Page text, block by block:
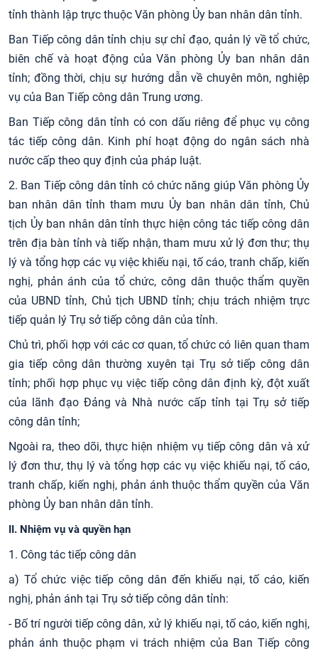
tỉnh thành lập trực thuộc Văn phòng Ủy ban nhân dân tỉnh.
Ban Tiếp công dân tỉnh chịu sự chỉ đạo, quản lý về tổ chức,
biên chế và hoạt động của Văn phòng Ủy ban nhân dân
tỉnh; đồng thời, chịu sự hướng dẫn về chuyên môn, nghiệp
vụ của Ban Tiếp công dân Trung ương.
Ban Tiếp công dân tỉnh có con dấu riêng để phục vụ công
tác tiếp công dân. Kinh phí hoạt động do ngân sách nhà
nước cấp theo quy định của pháp luật.
2. Ban Tiếp công dân tỉnh có chức năng giúp Văn phòng Ủy
ban nhân dân tỉnh tham mưu Ủy ban nhân dân tỉnh, Chủ
tịch Ủy ban nhân dân tỉnh thực hiện công tác tiếp công dân
trên địa bàn tỉnh và tiếp nhận, tham mưu xử lý đơn thư; thụ
lý và tổng hợp các vụ việc khiếu nại, tố cáo, tranh chấp, kiến
nghị, phản ánh của tổ chức, công dân thuộc thẩm quyền
của UBND tỉnh, Chủ tịch UBND tỉnh; chịu trách nhiệm trực
tiếp quản lý Trụ sở tiếp công dân của tỉnh.
Chủ trì, phối hợp với các cơ quan, tổ chức có liên quan tham
gia tiếp công dân thường xuyên tại Trụ sở tiếp công dân
tỉnh; phối hợp phục vụ việc tiếp công dân định kỳ, đột xuất
của lãnh đạo Đảng và Nhà nước cấp tỉnh tại Trụ sở tiếp
công dân tỉnh;
Ngoài ra, theo dõi, thực hiện nhiệm vụ tiếp công dân và xử
lý đơn thư, thụ lý và tổng hợp các vụ việc khiếu nại, tố cáo,
tranh chấp, kiến nghị, phản ánh thuộc thẩm quyền của Văn
phòng Ủy ban nhân dân tỉnh.
II. Nhiệm vụ và quyền hạn
1. Công tác tiếp công dân
a) Tổ chức việc tiếp công dân đến khiếu nại, tố cáo, kiến
nghị, phản ánh tại Trụ sở tiếp công dân tỉnh:
- Bố trí người tiếp công dân, xử lý khiếu nại, tố cáo, kiến nghị,
phản ánh thuộc phạm vi trách nhiệm của Ban Tiếp công